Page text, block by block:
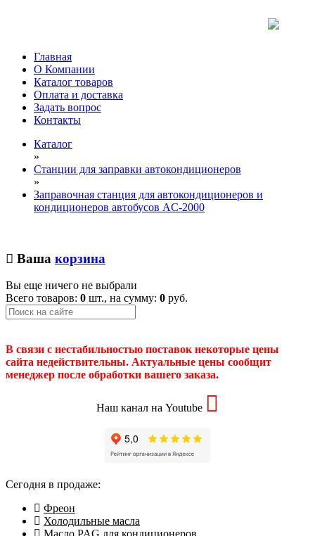
Главная
О Компании
Каталог товаров
Оплата и доставка
Задать вопрос
Контакты
Каталог
»
Станции для заправки автокондиционеров
»
Заправочная станция для автокондиционеров и
кондиционеров автобусов AC-2000
Ваша корзина
Вы еще ничего не выбрали
Всего товаров: 0 шт., на сумму: 0 руб.
В связи с нестабильностью поставок некоторые цены
сайта недействительны. Актуальные цены сообщит
менеджер после обработки вашего заказа.
Наш канал на Youtube
Сегодня в продаже:
Фреон
Холодильные масла